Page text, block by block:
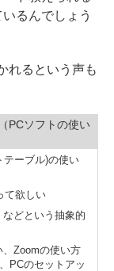
るんでしょう
れるという声も
PCソフトの使い
テーブル)の使い
て欲しい
などという抽象的
、Zoomの使い方
PCのセットアッ